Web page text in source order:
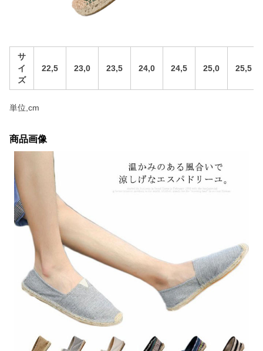
サ
イ
ズ
22,5 23,0 23,5 24,0 24,5 25,0 25,5
単位,cm
商品画像